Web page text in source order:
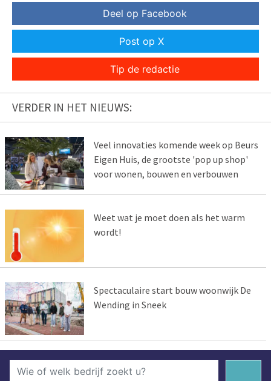
Deel op Facebook
Post op X
Tip de redactie
VERDER IN HET NIEUWS:
Veel innovaties komende week op Beurs
Eigen Huis, de grootste 'pop up shop'
voor wonen, bouwen en verbouwen
Weet wat je moet doen als het warm
wordt!
Spectaculaire start bouw woonwijk De
Wending in Sneek